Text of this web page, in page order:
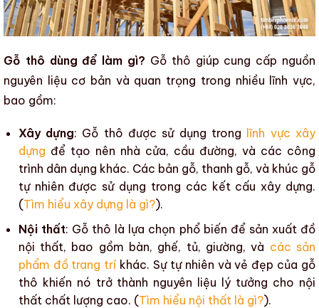
Gỗ thô dùng để làm gì? Gỗ thô giúp cung cấp nguồn
nguyên liệu cơ bản và quan trọng trong nhiều lĩnh vực,
bao gồm:
Xây dựng: Gỗ thô được sử dụng trong lĩnh vực xây
dựng để tạo nên nhà cửa, cầu đường, và các công
trình dân dụng khác. Các bản gỗ, thanh gỗ, và khúc gỗ
tự nhiên được sử dụng trong các kết cấu xây dựng.
(Tìm hiểu xâydựng là gì?).
Nội thất: Gỗ thô là lựa chọn phổ biến để sản xuất đồ
nội thất, bao gồm bàn, ghế, tủ, giường, và các sản
phẩm đồ trang trí khác. Sự tự nhiên và vẻ đẹp của gỗ
thô khiến nó trở thành nguyên liệu lý tưởng cho nội
thất chất lượng cao. (Tìm hiểu nội thất là gì?).